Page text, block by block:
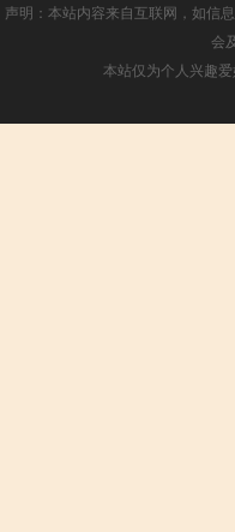
声明：本站内容来自互联网，如信
会
本站仅为个人兴趣